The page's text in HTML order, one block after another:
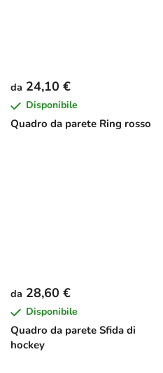
Quadro da parete Ring rosso
da 24,10 €
Disponibile
Quadro da parete Sfida di
hockey
da 28,60 €
Disponibile